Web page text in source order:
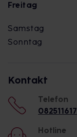
Freitag
Samstag
Sonntag
Kontakt
Telefon
082511617
Hotline